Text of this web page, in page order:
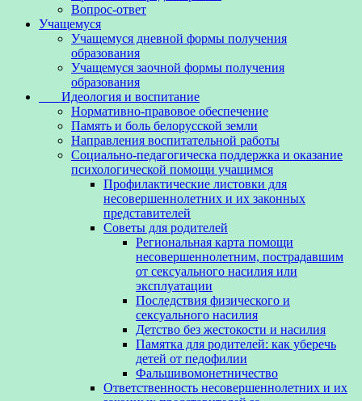
Вопрос-ответ
Учащемуся
Учащемуся дневной формы получения
образования
Учащемуся заочной формы получения
образования
Идеология и воспитание
Нормативно-правовое обеспечение
Память и боль белорусской земли
Направления воспитательной работы
Социально-педагогическа поддержка и оказание
психологической помощи учащимся
Профилактические листовки для
несовершеннолетних и их законных
представителей
Советы для родителей
Региональная карта помощи
несовершеннолетним, пострадавшим
от сексуального насилия или
эксплуатации
Последствия физического и
сексуального насилия
Детство без жестокости и насилия
Памятка для родителей: как уберечь
детей от педофилии
Фальшивомонетничество
Ответственность несовершеннолетних и их